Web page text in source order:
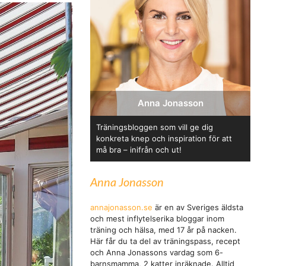
Anna Jonasson
Träningsbloggen som vill ge dig
konkreta knep och inspiration för att
må bra – inifrån och ut!
Anna Jonasson
annajonasson.se är en av Sveriges äldsta
och mest inflytelserika bloggar inom
träning och hälsa, med 17 år på nacken.
Här får du ta del av träningspass, recept
och Anna Jonassons vardag som 6-
barnsmamma, 2 katter inräknade. Alltid